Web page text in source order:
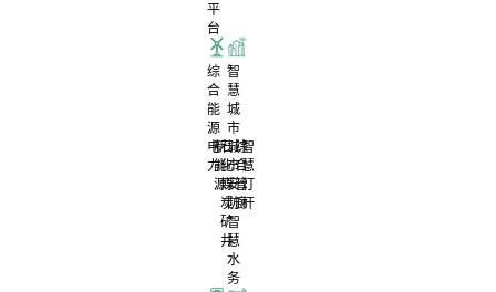
平
台
综
合
能
源
电
力
新
能
源
石
化
煤
炭
矿
井
智
慧
城
市
城
市
安
防
综
合
管
廊
智
慧
灯
杆
智
慧
水
务